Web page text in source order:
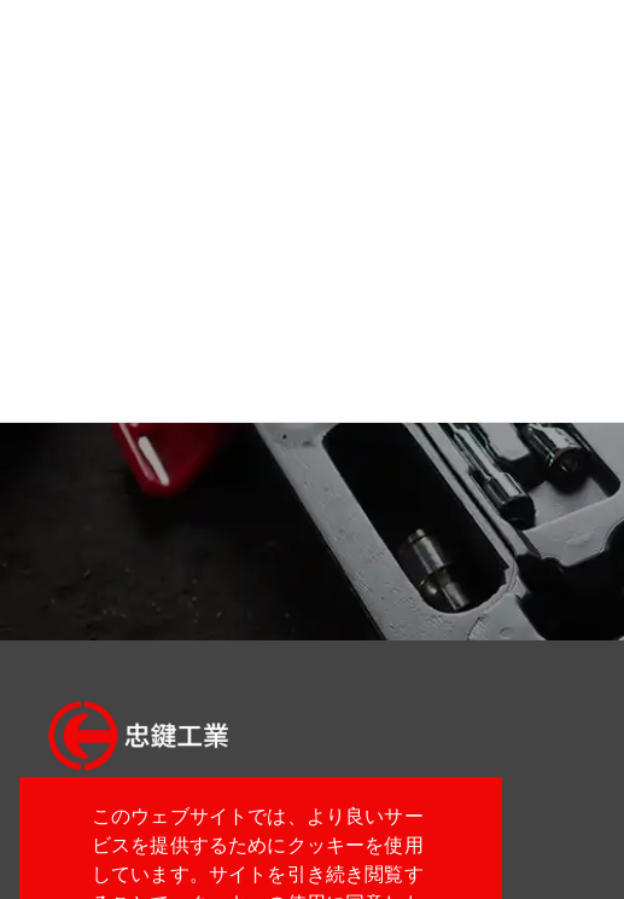
このウェブサイトでは、より良いサー
ビスを提供するためにクッキーを使用
しています。サイトを引き続き閲覧す
04-24914933
04-24914887